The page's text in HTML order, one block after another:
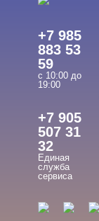
+7 985
883 53
59
с 10:00 до
19:00
+7 905
507 31
32
Единая
служба
сервиса